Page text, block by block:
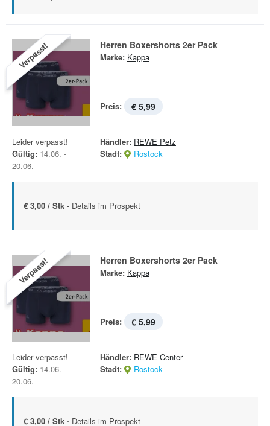
Verpasst! Herren Boxershorts 2er Pack
Marke: Kappa
Preis: € 5,99
Leider verpasst!
Gültig: 14.06. -
20.06.
Händler: REWE Petz
Stadt:
Rostock
€ 3,00 / Stk - Details im Prospekt
Verpasst! Herren Boxershorts 2er Pack
Marke: Kappa
Preis: € 5,99
Leider verpasst!
Gültig: 14.06. -
20.06.
Händler: REWE Center
Stadt:
Rostock
€ 3,00 / Stk - Details im Prospekt